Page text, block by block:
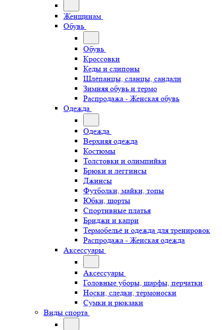
Женщинам
Обувь
Обувь
Кроссовки
Кеды и слипоны
Шлёпанцы, сланцы, сандали
Зимняя обувь и термо
Распродажа - Женская обувь
Одежда
Одежда
Верхняя одежда
Костюмы
Толстовки и олимпийки
Брюки и леггинсы
Джинсы
Футболки, майки, топы
Юбки, шорты
Спортивные платья
Бриджи и капри
Термобельё и одежда для тренировок
Распродажа - Женская одежда
Аксессуары
Аксессуары
Головные уборы, шарфы, перчатки
Носки, следки, термоноски
Сумки и рюкзаки
Виды спорта